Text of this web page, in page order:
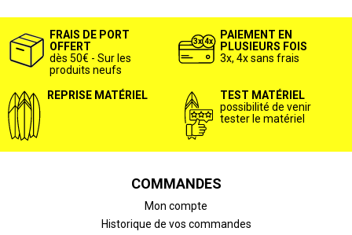
FRAIS DE PORT
OFFERT
dès 50€ - Sur les
produits neufs
PAIEMENT EN
PLUSIEURS FOIS
3x, 4x sans frais
REPRISE MATÉRIEL
TEST MATÉRIEL
possibilité de venir
tester le matériel
COMMANDES
Mon compte
Historique de vos commandes